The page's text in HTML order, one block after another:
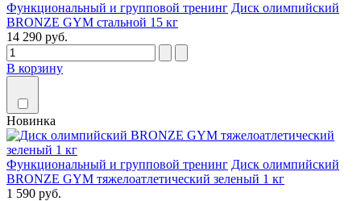
Функциональный и групповой тренинг Диск олимпийский
BRONZE GYM стальной 15 кг
14 290 руб.
В корзину
Новинка
Функциональный и групповой тренинг Диск олимпийский
BRONZE GYM тяжелоатлетический зеленый 1 кг
1 590 руб.